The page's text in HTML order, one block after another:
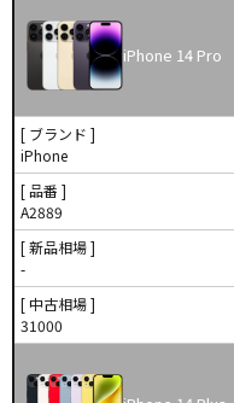
iPhone 14 Pro
[ ブランド ]
iPhone
[ 品番 ]
A2889
[ 新品相場 ]
-
[ 中古相場 ]
31000